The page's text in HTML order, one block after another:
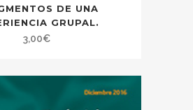
DE UNA
GRUPAL.
3,00€